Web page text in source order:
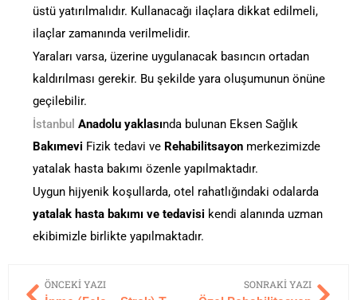
üstü yatırılmalıdır. Kullanacağı ilaçlara dikkat edilmeli,
ilaçlar zamanında verilmelidir.
Yaraları varsa, üzerine uygulanacak basıncın ortadan
kaldırılması gerekir. Bu şekilde yara oluşumunun önüne
geçilebilir.
İstanbul Anadolu yaklasında bulunan Eksen Sağlık
Bakımevi Fizik tedavi ve Rehabilitsayon merkezimizde
yatalak hasta bakımı özenle yapılmaktadır.
Uygun hijyenik koşullarda, otel rahatlığındaki odalarda
yatalak hasta bakımı ve tedavisi kendi alanında uzman
ekibimizle birlikte yapılmaktadır.
ÖNCEKI YAZI SONRAKI YAZI